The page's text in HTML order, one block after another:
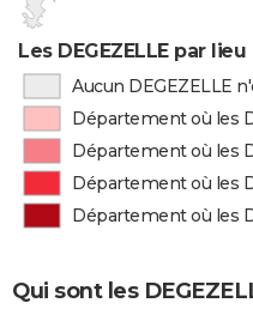
Les DEGEZELLE par
Aucun DEGEZELLE
Département où les
Département où les
Département où les
Département où les
Qui sont les